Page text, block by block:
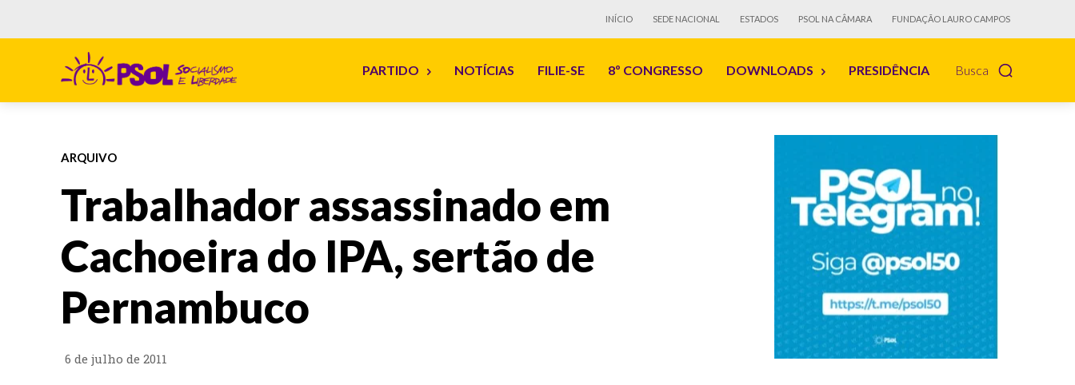
INÍCIO SEDE NACIONAL ESTADOS PSOL NA CÂMARA FUNDAÇÃO LAURO CAMPOS
Busca
PARTIDO NOTÍCIAS FILIE-SE 8º CONGRESSO DOWNLOADS PRESIDÊNCIA
ARQUIVO
Trabalhador assassinado em
Cachoeira do IPA, sertão de
Pernambuco
6 de julho de 2011